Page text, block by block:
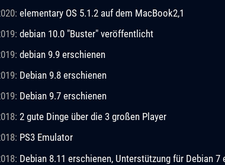
elementary OS 5.1.2 auf dem MacBook2,1
debian 10.0 "Buster" veröffentlicht
debian 9.9 erschienen
Debian 9.8 erschienen
Debian 9.7 erschienen
2 gute Dinge über die 3 großen Player
PS3 Emulator
Debian 8.11 erschienen, Unterstützung für Debian 7